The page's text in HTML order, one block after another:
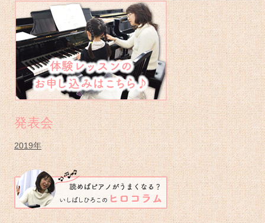
メ
イ
ン
サ
イ
ド
バ
ー
発表会
2019年